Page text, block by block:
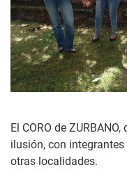
El CORO de
ilusión, con
otras localidades.